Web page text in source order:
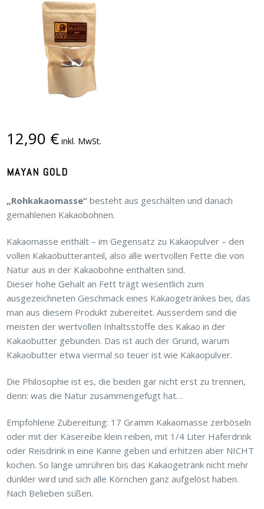
12,90 € inkl. MwSt.
MAYAN GOLD
„Rohkakaomasse“ besteht aus geschälten und danach
gemahlenen Kakaobohnen.
Kakaomasse enthält – im Gegensatz zu Kakaopulver – den
vollen Kakaobutteranteil, also alle wertvollen Fette die von
Natur aus in der Kakaobohne enthalten sind.
Dieser hohe Gehalt an Fett trägt wesentlich zum
ausgezeichneten Geschmack eines Kakaogetränkes bei, das
man aus diesem Produkt zubereitet. Ausserdem sind die
meisten der wertvollen Inhaltsstoffe des Kakao in der
Kakaobutter gebunden. Das ist auch der Grund, warum
Kakaobutter etwa viermal so teuer ist wie Kakaopulver.
Die Philosophie ist es, die beiden gar nicht erst zu trennen,
denn: was die Natur zusammengefügt hat…
Empfohlene Zubereitung: 17 Gramm Kakaomasse zerböseln
oder mit der Käsereibe klein reiben, mit 1/4 Liter Haferdrink
oder Reisdrink in eine Kanne geben und erhitzen aber NICHT
kochen. So lange umrühren bis das Kakaogetränk nicht mehr
dünkler wird und sich alle Körnchen ganz aufgelöst haben.
Nach Belieben süßen.